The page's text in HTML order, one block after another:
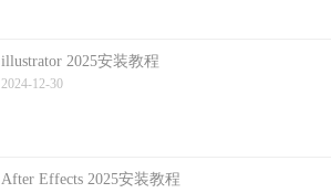
illustrator 2025安装教程
2024-12-30
After Effects 2025安装教程